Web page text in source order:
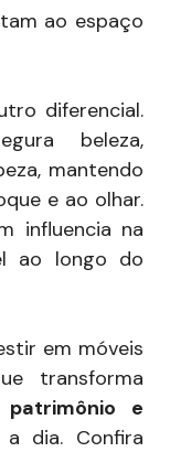
ao espaço
diferencial.
beleza,
mantendo
e ao olhar.
influencia na
ao longo do
em móveis
transforma
e
dia. Confira